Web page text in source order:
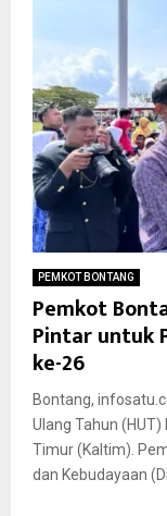
PEMKOT BONTANG
Pemkot
Pintar untuk
ke-26
Bontang,
Ulang Tahun
Timur (Kaltim).
dan Kebudayaan